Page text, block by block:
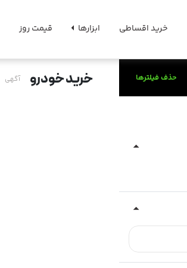
خرید اقساطی ابزارها قیمت روز
حذف فیلترها خرید خودرو آگهی